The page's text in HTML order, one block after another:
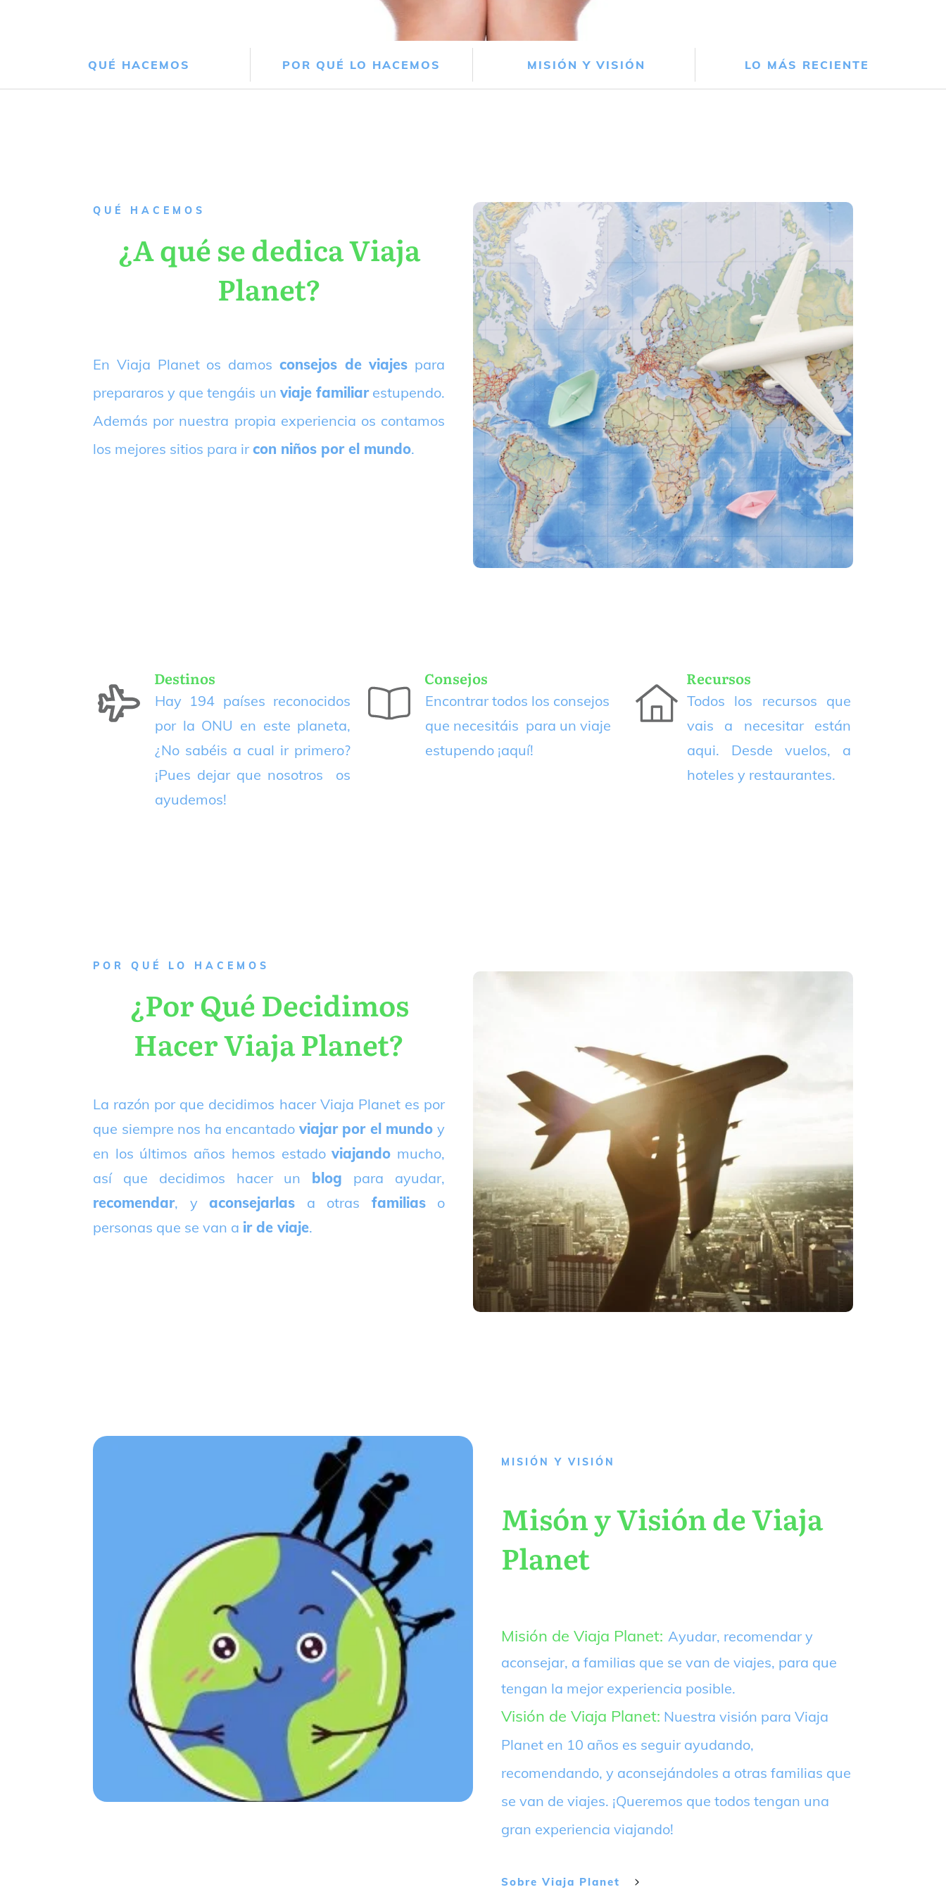
QUÉ HACEMOS POR QUÉ LO HACEMOS MISIÓN Y VISIÓN LO MÁS RECIENTE
QUÉ HACEMOS
¿A qué se dedica Viaja
Planet?
En Viaja Planet os damos consejos de viajes para
prepararos y que tengáis un viaje familiarestupendo.
Además por nuestra propia experiencia os contamos
los mejores sitios para ir con niños por el mundo.
Destinos
Hay 194 países reconocidos
por la ONU en este planeta,
¿No sabéis a cual ir primero?
¡Pues dejar que nosotros os
ayudemos!
Consejos
Encontrar todos los consejos
que necesitáis para un viaje
estupendo ¡aquí!
Recursos
Todos los recursos que
vais a necesitar están
aqui. Desde vuelos, a
hoteles y restaurantes.
P OR QUÉ LO HACEMOS
¿Por Qué Decidimos
Hacer Viaja Planet?
La razón por que decidimos hacer Viaja Planet es por
que siempre nos ha encantado viajar por el mundo y
en los últimos años hemos estadoviajando mucho,
así que decidimos hacer un blog para ayudar,
recomendar, y aconsejarlas a otras familiaso
personas que se van a ir de viaje.
MISIÓN Y VISIÓN
Misón y Visión de Viaja
Planet
Misión de Viaja Planet: Ayudar, recomendar y
aconsejar, a familias que se van de viajes, para que
tengan la mejor experiencia posible.
Visión de Viaja Planet: Nuestra visión para Viaja
Planet en 10 años es seguir ayudando,
recomendando, y aconsejándoles a otras familias que
se van de viajes. ¡Queremos que todos tengan una
gran experiencia viajando!
Sobre Viaja Planet